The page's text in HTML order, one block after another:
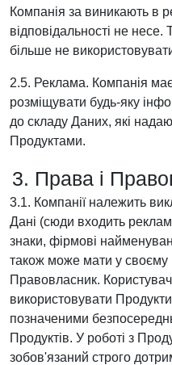
Компанія за виникають в
відповідальності не
більше не
2.5. Реклама. Компанія
розміщувати будь-яку
до складу Даних, які
Продуктами.
3. Права і
3.1. Компанії належить
Дані (сюди входить
знаки, фірмові
також може мати у своєму
Правовласник.
використовувати
позначеними
Продуктів. У роботі з
зобов'язаний строго